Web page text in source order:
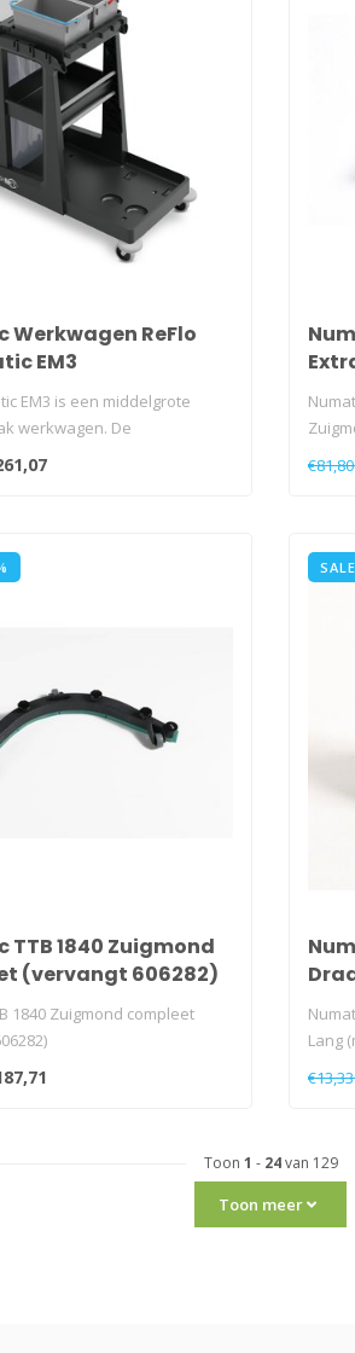
Werkwagen ReFlo
EM3
EM3 is een middelgrote
werkwagen. De
in de ..
TTB 1840 Zuigmond
(vervangt 606282)
1840 Zuigmond compleet
Lang
Toon 1 - 24van 129
Toon meer